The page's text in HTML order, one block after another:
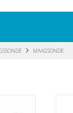
MAAGSONDE